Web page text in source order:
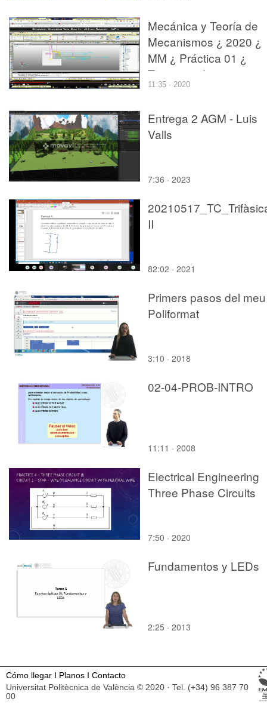
Mecánica y Teoría de
Mecanismos ¿ 2020 ¿
MM ¿ Práctica 01 ¿
Tramo 03 de 03
11:35 · 2020
Entrega 2 AGM - Luis
Valls
7:36 · 2023
II
82:02 · 2021
Primers pasos del meu
Poliformat
3:10 · 2018
02-04-PROB-INTRO
11:11 · 2008
Electrical Engineering
Three Phase Circuits
7:50 · 2020
Fundamentos y LEDs
2:25 · 2013
Cómo llegar I Planos I Contacto
Universitat Politècnica de València © 2020 · Tel. (+34) 96 387 70
00